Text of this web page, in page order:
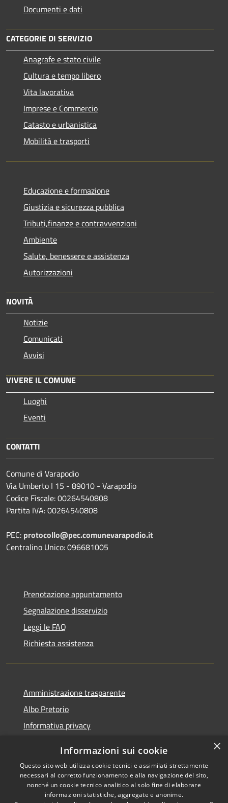
Documenti e dati
CATEGORIE DI SERVIZIO
Anagrafe e stato civile
Cultura e tempo libero
Vita lavorativa
Imprese e Commercio
Catasto e urbanistica
Mobilità e trasporti
Educazione e formazione
Giustizia e sicurezza pubblica
Tributi,finanze e contravvenzioni
Ambiente
Salute, benessere e assistenza
Autorizzazioni
NOVITÀ
Notizie
Comunicati
Avvisi
VIVERE IL COMUNE
Luoghi
Eventi
CONTATTI
Comune di Varapodio
Via Umberto I 15 - 89010 - Varapodio
Codice Fiscale: 00264540808
Partita IVA: 00264540808
PEC: protocollo@pec.comunevarapodio.it
Centralino Unico: 096681005
Prenotazione appuntamento
Segnalazione disservizio
Leggi le FAQ
Richiesta assistenza
Amministrazione trasparente
Albo Pretorio
Informativa privacy
Dichiarazione di accessibilità
×
Informazioni sui cookie
Questo sito web utilizza cookie tecnici e assimilati strettamente
necessari al corretto funzionamento e alla navigazione del sito,
nonché un cookie tecnico analitico al solo fine di elaborare
informazioni statistiche, aggregate e anonime.